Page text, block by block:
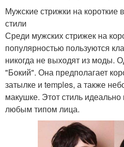
Мужские стрижки на короткие
стили
Среди мужских стрижек на
популярностью пользуются
никогда не выходят из моды.
"Бокий". Она предполагает
затылке и temples, а также
макушке. Этот стиль
любым типом лица.